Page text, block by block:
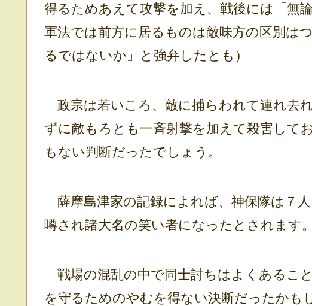
得るためあえて攻撃を加え、戦後には「無
軍法では前方に居るものは敵味方の区別は
るではないか」と強弁したとも）
政宗は若いころ、敵に捕らわれて連れ去
ずに敵もろとも一斉射撃を加えて殺害して
もない判断だったでしょう。
薩摩島津家の記録によれば、神保隊は７
噂され諸大名の笑い者になったとされます。
戦場の混乱の中で同士討ちはよくあるこ
を守るためのやむを得ない決断だったかも